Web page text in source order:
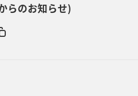
らのお知らせ)